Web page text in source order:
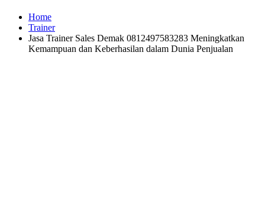
Home
Trainer
Jasa Trainer Sales Demak 0812497583283 Meningkatkan
Kemampuan dan Keberhasilan dalam Dunia Penjualan